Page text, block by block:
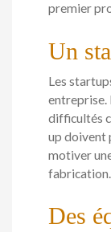
premier
Un
Les
entreprise.
difficultés
up doivent
motiver
fabrication.
Des